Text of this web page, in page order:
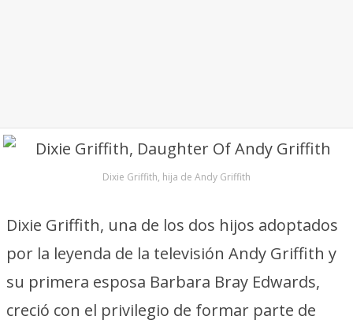
Dixie Griffith, hija de Andy Griffith
Dixie Griffith, una de los dos hijos adoptados
por la leyenda de la televisión Andy Griffith y
su primera esposa Barbara Bray Edwards,
creció con el privilegio de formar parte de